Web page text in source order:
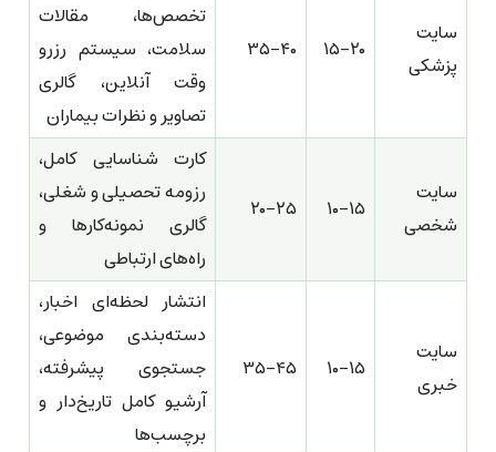
سایت
پزشکی
۱۵-۲۰ ۳۵-۴۰
تخصص‌ها، مقالات
سلامت، سیستم رزرو
وقت آنلاین، گالری
تصاویر و نظرات بیماران
سایت
شخصی
۱۰-۱۵ ۲۰-۲۵
کارت شناسایی کامل،
رزومه تحصیلی و شغلی،
گالری نمونه‌کارها و
راه‌های ارتباطی
سایت
خبری
۱۰-۱۵ ۳۵-۴۵
انتشار لحظه‌ای اخبار،
دسته‌بندی موضوعی،
جستجوی پیشرفته،
آرشیو کامل تاریخ‌دار و
برچسب‌ها